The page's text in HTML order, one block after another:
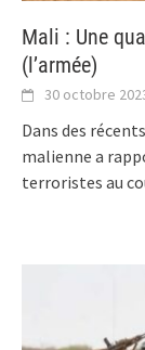
Mali : Une
(l’armée)
30 octobre
Dans des
malienne a
terroristes au